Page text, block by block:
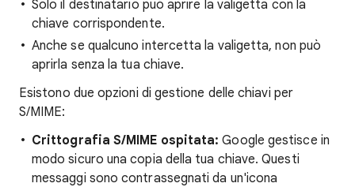
Solo il destinatario può aprire la valigetta con la
chiave corrispondente.
Anche se qualcuno intercetta la valigetta, non può
aprirla senza la tua chiave.
Esistono due opzioni di gestione delle chiavi per
S/MIME:
Crittografia S/MIME ospitata: Google gestisce in
modo sicuro una copia della tua chiave. Questi
messaggi sono contrassegnati da un'icona